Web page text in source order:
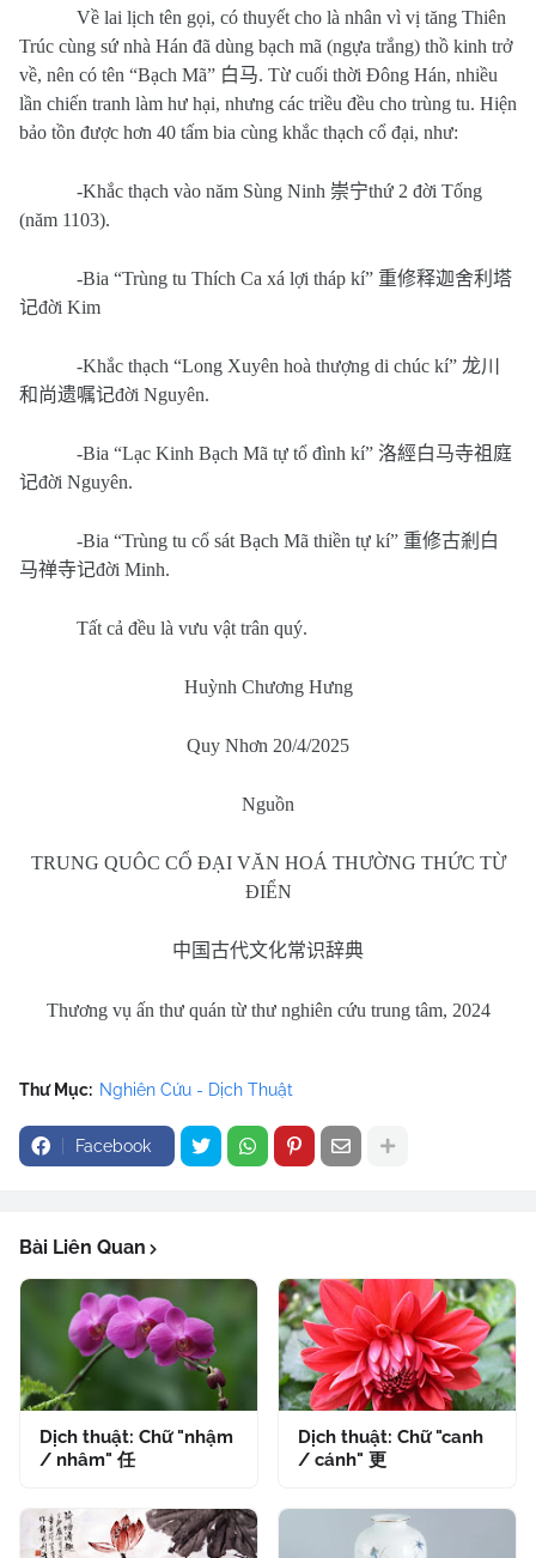
Về lai lịch tên gọi, có thuyết cho là nhân vì vị tăng Thiên
Trúc cùng sứ nhà Hán đã dùng bạch mã (ngựa trắng) thồ kinh trở
về, nên có tên “Bạch Mã” 白马. Từ cuối thời Đông Hán, nhiều
lần chiến tranh làm hư hại, nhưng các triều đều cho trùng tu. Hiện
bảo tồn được hơn 40 tấm bia cùng khắc thạch cổ đại, như:
-Khắc thạch vào năm Sùng Ninh 崇宁thứ 2 đời Tống
(năm 1103).
-Bia “Trùng tu Thích Ca xá lợi tháp kí” 重修释迦舍利塔
记đời Kim
-Khắc thạch “Long Xuyên hoà thượng di chúc kí” 龙川
和尚遗嘱记đời Nguyên.
-Bia “Lạc Kinh Bạch Mã tự tổ đình kí” 洛經白马寺祖庭
记đời Nguyên.
-Bia “Trùng tu cổ sát Bạch Mã thiền tự kí” 重修古剎白
马禅寺记đời Minh.
Tất cả đều là vưu vật trân quý.
Huỳnh Chương Hưng
Quy Nhơn 20/4/2025
Nguồn
TRUNG QUÔC CỔ ĐẠI VĂN HOÁ THƯỜNG THỨC TỪ
ĐIỂN
中国古代文化常识辞典
Thương vụ ấn thư quán từ thư nghiên cứu trung tâm, 2024
Thư Mục: Nghiên Cứu - Dịch Thuật
Facebook
Bài Liên Quan
Dịch thuật: Chữ "nhậm
/ nhâm" 任
Dịch thuật: Chữ "canh
/ cánh" 更